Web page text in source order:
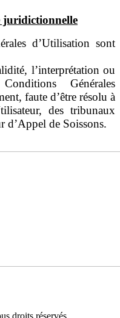
juridictionnelle
d’Utilisation sont
l’interprétation ou
Générales
faute d’être résolu à
des tribunaux
d’Appel de Soissons.